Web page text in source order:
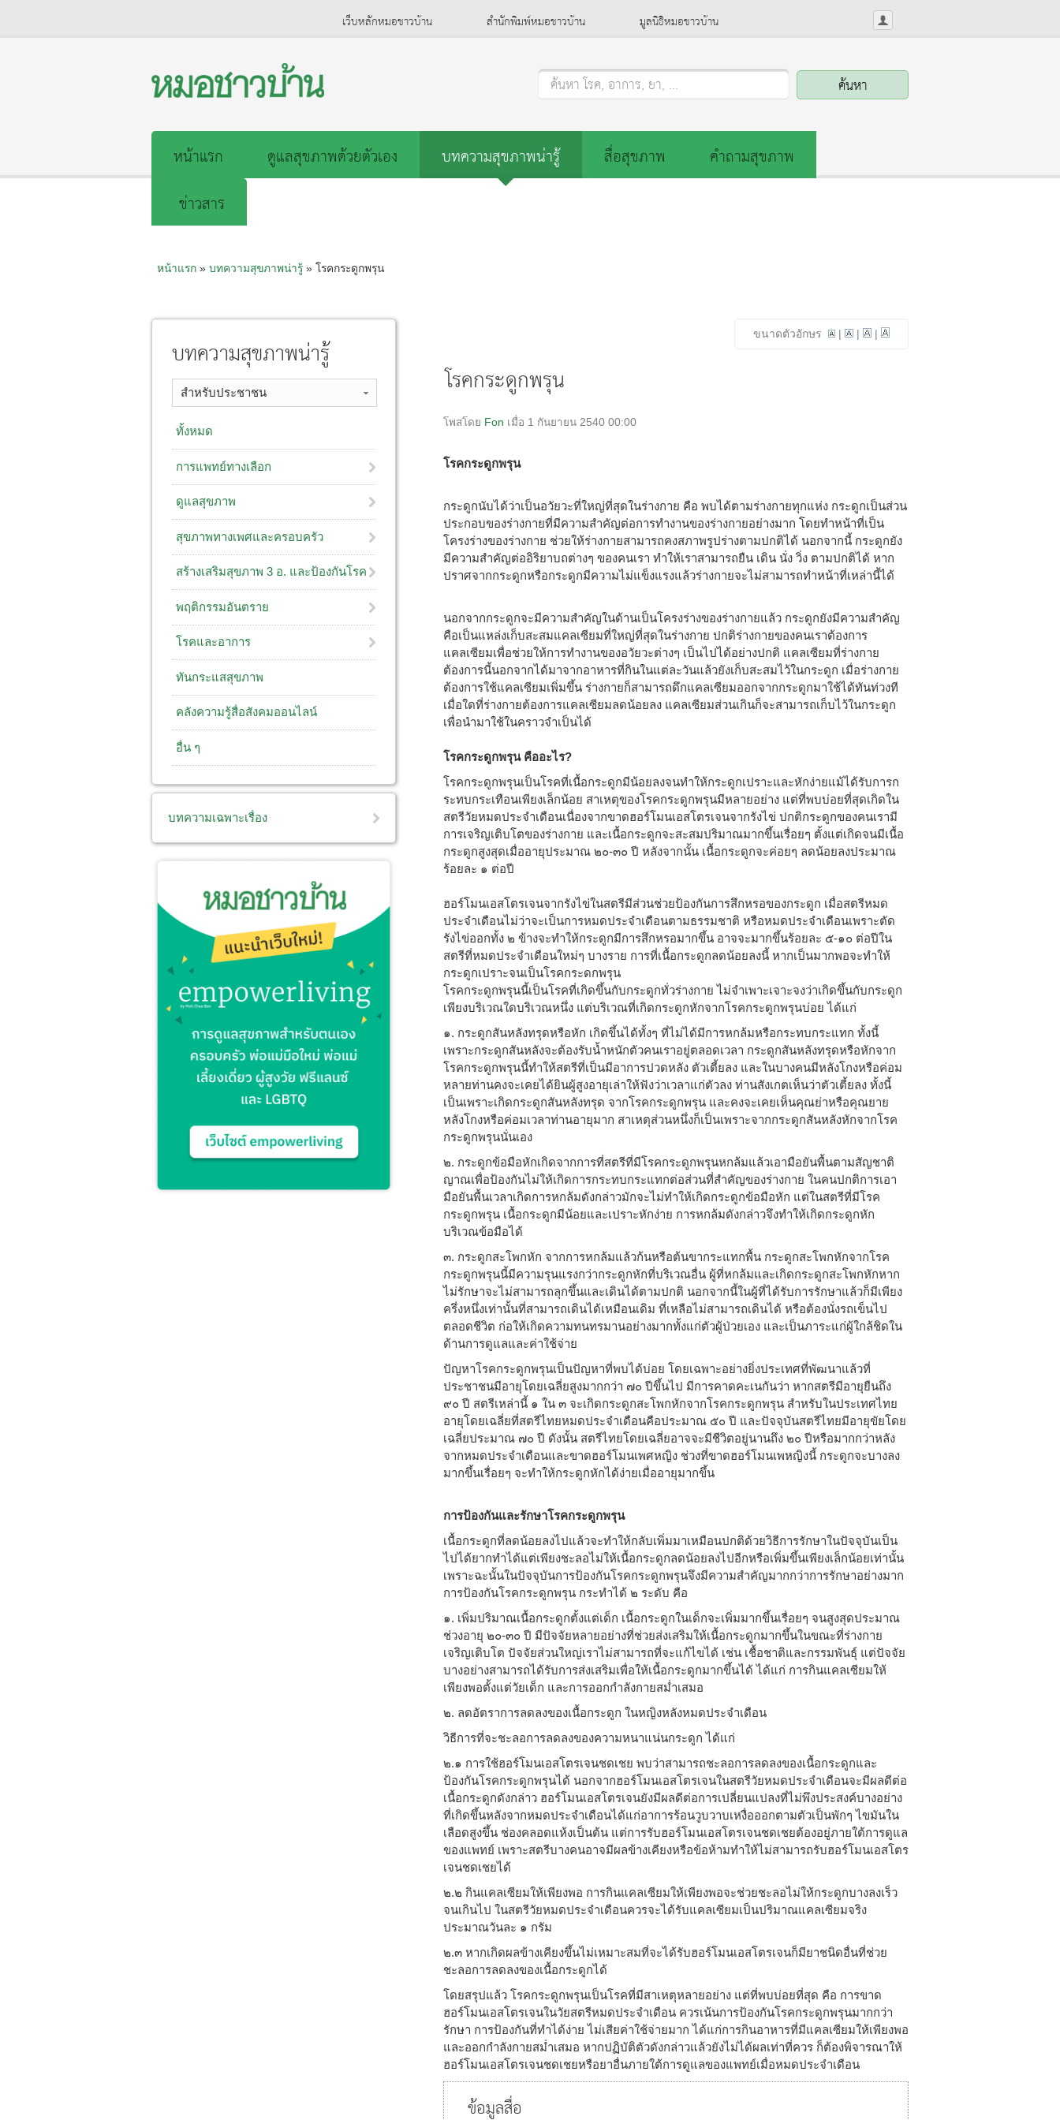
เว็บหลักหมอชาวบ้าน สำนักพิมพ์หมอชาวบ้าน มูลนิธิหมอชาวบ้าน
ค้นหา โรค, อาการ, ยา, ...
หน้าแรก ดูแลสุขภาพด้วยตัวเอง บทความสุขภาพน่ารู้ สื่อสุขภาพ
คำถามสุขภาพ
ข่าวสาร
หน้าแรก» บทความสุขภาพน่ารู้» โรคกระดูกพรุน
ขนาดตัวอักษร | | |
โรคกระดูกพรุน
โพสโดย Fon เมื่อ 1 กันยายน 2540 00:00
โรคกระดูกพรุน
กระดูกนับได้ว่าเป็นอวัยวะที่ใหญ่ที่สุดในร่างกาย คือ พบได้ตามร่างกายทุกแห่ง กระดูกเป็นส่วน
ประกอบของร่างกายที่มีความสำคัญต่อการทำงานของร่างกายอย่างมาก โดยทำหน้าที่เป็น
โครงร่างของร่างกาย ช่วยให้ร่างกายสามารถคงสภาพรูปร่างตามปกติได้ นอกจากนี้ กระดูกยัง
มีความสำคัญต่ออิริยาบถต่างๆ ของคนเรา ทำให้เราสามารถยืน เดิน นั่ง วิ่ง ตามปกติได้ หาก
ปราศจากกระดูกหรือกระดูกมีความไม่แข็งแรงแล้วร่างกายจะไม่สามารถทำหน้าที่เหล่านี้ได้
นอกจากกระดูกจะมีความสำคัญในด้านเป็นโครงร่างของร่างกายแล้ว กระดูกยังมีความสำคัญ
คือเป็นแหล่งเก็บสะสมแคลเซียมที่ใหญ่ที่สุดในร่างกาย ปกติร่างกายของคนเราต้องการ
แคลเซียมเพื่อช่วยให้การทำงานของอวัยวะต่างๆ เป็นไปได้อย่างปกติ แคลเซียมที่ร่างกาย
ต้องการนี้นอกจากได้มาจากอาหารที่กินในแต่ละวันแล้วยังเก็บสะสมไว้ในกระดูก เมื่อร่างกาย
ต้องการใช้แคลเซียมเพิ่มขึ้น ร่างกายก็สามารถดึกแคลเซียมออกจากกระดูกมาใช้ได้ทันท่วงที
เมื่อใดที่ร่างกายต้องการแคลเซียมลดน้อยลง แคลเซียมส่วนเกินก็จะสามารถเก็บไว้ในกระดูก
เพื่อนำมาใช้ในคราวจำเป็นได้
โรคกระดูกพรุน คืออะไร?
โรคกระดูกพรุนเป็นโรคที่เนื้อกระดูกมีน้อยลงจนทำให้กระดูกเปราะและหักง่ายแม้ได้รับการก
ระทบกระเทือนเพียงเล็กน้อย สาเหตุของโรคกระดูกพรุนมีหลายอย่าง แต่ที่พบบ่อยที่สุดเกิดใน
สตรีวัยหมดประจำเดือนเนื่องจากขาดฮอร์โมนเอสโตรเจนจากรังไข่ ปกติกระดูกของคนเรามี
การเจริญเติบโตของร่างกาย และเนื้อกระดูกจะสะสมปริมาณมากขึ้นเรื่อยๆ ตั้งแต่เกิดจนมีเนื้อ
กระดูกสูงสุดเมื่ออายุประมาณ ๒๐-๓๐ ปี หลังจากนั้น เนื้อกระดูกจะค่อยๆ ลดน้อยลงประมาณ
ร้อยละ ๑ ต่อปี
ฮอร์โมนเอสโตรเจนจากรังไข่ในสตรีมีส่วนช่วยป้องกันการสึกหรอของกระดูก เมื่อสตรีหมด
ประจำเดือนไม่ว่าจะเป็นการหมดประจำเดือนตามธรรมชาติ หรือหมดประจำเดือนเพราะตัด
รังไข่ออกทั้ง ๒ ข้างจะทำให้กระดูกมีการสึกหรอมากขึ้น อาจจะมากขึ้นร้อยละ ๕-๑๐ ต่อปีใน
สตรีที่หมดประจำเดือนใหม่ๆ บางราย การที่เนื้อกระดูกลดน้อยลงนี้ หากเป็นมากพอจะทำให้
กระดูกเปราะจนเป็นโรคกระดกพรุน
โรคกระดูกพรุนนี้เป็นโรคที่เกิดขึ้นกับกระดูกทั่วร่างกาย ไม่จำเพาะเจาะจงว่าเกิดขึ้นกับกระดูก
เพียงบริเวณใดบริเวณหนึ่ง แต่บริเวณที่เกิดกระดูกหักจากโรคกระดูกพรุนบ่อย ได้แก่
๑. กระดูกสันหลังทรุดหรือหัก เกิดขึ้นได้ทั้งๆ ที่ไม่ได้มีการหกล้มหรือกระทบกระแทก ทั้งนี้
เพราะกระดูกสันหลังจะต้องรับน้ำหนักตัวคนเราอยู่ตลอดเวลา กระดูกสันหลังทรุดหรือหักจาก
โรคกระดูกพรุนนี้ทำให้สตรีที่เป็นมีอาการปวดหลัง ตัวเตี้ยลง และในบางคนมีหลังโกงหรือค่อม
หลายท่านคงจะเคยได้ยินผู้สูงอายุเล่าให้ฟังว่าเวลาแก่ตัวลง ท่านสังเกตเห็นว่าตัวเตี้ยลง ทั้งนี้
เป็นเพราะเกิดกระดูกสันหลังทรุด จากโรคกระดูกพรุน และคงจะเคยเห็นคุณย่าหรือคุณยาย
หลังโกงหรือค่อมเวลาท่านอายุมาก สาเหตุส่วนหนึ่งก็เป็นเพราะจากกระดูกสันหลังหักจากโรค
กระดูกพรุนนั่นเอง
๒. กระดูกข้อมือหักเกิดจากการที่สตรีที่มีโรคกระดูกพรุนหกล้มแล้วเอามือยันพื้นตามสัญชาติ
ญาณเพื่อป้องกันไม่ให้เกิดการกระทบกระแทกต่อส่วนที่สำคัญของร่างกาย ในคนปกติการเอา
มือยันพื้นเวลาเกิดการหกล้มดังกล่าวมักจะไม่ทำให้เกิดกระดูกข้อมือหัก แต่ในสตรีที่มีโรค
กระดูกพรุน เนื้อกระดูกมีน้อยและเปราะหักง่าย การหกล้มดังกล่าวจึงทำให้เกิดกระดูกหัก
บริเวณข้อมือได้
๓. กระดูกสะโพกหัก จากการหกล้มแล้วก้นหรือต้นขากระแทกพื้น กระดูกสะโพกหักจากโรค
กระดูกพรุนนี้มีความรุนแรงกว่ากระดูกหักที่บริเวณอื่น ผู้ที่หกล้มและเกิดกระดูกสะโพกหักหาก
ไม่รักษาจะไม่สามารถลุกขึ้นและเดินได้ตามปกติ นอกจากนี้ในผู้ที่ได้รับการรักษาแล้วก็มีเพียง
ครึ่งหนึ่งเท่านั้นที่สามารถเดินได้เหมือนเดิม ที่เหลือไม่สามารถเดินได้ หรือต้องนั่งรถเข็นไป
ตลอดชีวิต ก่อให้เกิดความทนทรมานอย่างมากทั้งแก่ตัวผู้ป่วยเอง และเป็นภาระแก่ผู้ใกล้ชิดใน
ด้านการดูแลและค่าใช้จ่าย
ปัญหาโรคกระดูกพรุนเป็นปัญหาที่พบได้บ่อย โดยเฉพาะอย่างยิ่งประเทศที่พัฒนาแล้วที่
ประชาชนมีอายุโดยเฉลี่ยสูงมากกว่า ๗๐ ปีขึ้นไป มีการคาดคะเนกันว่า หากสตรีมีอายุยืนถึง
๙๐ ปี สตรีเหล่านี้ ๑ ใน ๓ จะเกิดกระดูกสะโพกหักจากโรคกระดูกพรุน สำหรับในประเทศไทย
อายุโดยเฉลี่ยที่สตรีไทยหมดประจำเดือนคือประมาณ ๕๐ ปี และปัจจุบันสตรีไทยมีอายุขัยโดย
เฉลี่ยประมาณ ๗๐ ปี ดังนั้น สตรีไทยโดยเฉลี่ยอาจจะมีชีวิตอยู่นานถึง ๒๐ ปีหรือมากกว่าหลัง
จากหมดประจำเดือนและขาดฮอร์โมนเพศหญิง ช่วงที่ขาดฮอร์โมนเพหญิงนี้ กระดูกจะบางลง
มากขึ้นเรื่อยๆ จะทำให้กระดูกหักได้ง่ายเมื่ออายุมากขึ้น
การป้องกันและรักษาโรคกระดูกพรุน
เนื้อกระดูกที่ลดน้อยลงไปแล้วจะทำให้กลับเพิ่มมาเหมือนปกติด้วยวิธีการรักษาในปัจจุบันเป็น
ไปได้ยากทำได้แต่เพียงชะลอไม่ให้เนื้อกระดูกลดน้อยลงไปอีกหรือเพิ่มขึ้นเพียงเล็กน้อยเท่านั้น
เพราะฉะนั้นในปัจจุบันการป้องกันโรคกระดูกพรุนจึงมีความสำคัญมากกว่าการรักษาอย่างมาก
การป้องกันโรคกระดูกพรุน กระทำได้ ๒ ระดับ คือ
๑. เพิ่มปริมาณเนื้อกระดูกตั้งแต่เด็ก เนื้อกระดูกในเด็กจะเพิ่มมากขึ้นเรื่อยๆ จนสูงสุดประมาณ
ช่วงอายุ ๒๐-๓๐ ปี มีปัจจัยหลายอย่างที่ช่วยส่งเสริมให้เนื้อกระดูกมากขึ้นในขณะที่ร่างกาย
เจริญเติบโต ปัจจัยส่วนใหญ่เราไม่สามารถที่จะแก้ไขได้ เช่น เชื้อชาติและกรรมพันธุ์ แต่ปัจจัย
บางอย่างสามารถได้รับการส่งเสริมเพื่อให้เนื้อกระดูกมากขึ้นได้ ได้แก่ การกินแคลเซียมให้
เพียงพอตั้งแต่วัยเด็ก และการออกกำลังกายสม่ำเสมอ
๒. ลดอัตราการลดลงของเนื้อกระดูก ในหญิงหลังหมดประจำเดือน
วิธีการที่จะชะลอการลดลงของความหนาแน่นกระดูก ได้แก่
๒.๑ การใช้ฮอร์โมนเอสโตรเจนชดเชย พบว่าสามารถชะลอการลดลงของเนื้อกระดูกและ
ป้องกันโรคกระดูกพรุนได้ นอกจากฮอร์โมนเอสโตรเจนในสตรีวัยหมดประจำเดือนจะมีผลดีต่อ
เนื้อกระดูกดังกล่าว ฮอร์โมนเอสโตรเจนยังมีผลดีต่อการเปลี่ยนแปลงที่ไม่พึงประสงค์บางอย่าง
ที่เกิดขึ้นหลังจากหมดประจำเดือนได้แก่อาการร้อนวูบวาบเหงื่อออกตามตัวเป็นพักๆ ไขมันใน
เลือดสูงขึ้น ช่องคลอดแห้งเป็นต้น แต่การรับฮอร์โมนเอสโตรเจนชดเชยต้องอยู่ภายใต้การดูแล
ของแพทย์ เพราะสตรีบางคนอาจมีผลข้างเคียงหรือข้อห้ามทำให้ไม่สามารถรับฮอร์โมนเอสโตร
เจนชดเชยได้
๒.๒ กินแคลเซียมให้เพียงพอ การกินแคลเซียมให้เพียงพอจะช่วยชะลอไม่ให้กระดูกบางลงเร็ว
จนเกินไป ในสตรีวัยหมดประจำเดือนควรจะได้รับแคลเซียมเป็นปริมาณแคลเซียมจริง
ประมาณวันละ ๑ กรัม
๒.๓ หากเกิดผลข้างเคียงขึ้นไม่เหมาะสมที่จะได้รับฮอร์โมนเอสโตรเจนก็มียาชนิดอื่นที่ช่วย
ชะลอการลดลงของเนื้อกระดูกได้
โดยสรุปแล้ว โรคกระดูกพรุนเป็นโรคที่มีสาเหตุหลายอย่าง แต่ที่พบบ่อยที่สุด คือ การขาด
ฮอร์โมนเอสโตรเจนในวัยสตรีหมดประจำเดือน ควรเน้นการป้องกันโรคกระดูกพรุนมากกว่า
รักษา การป้องกันที่ทำได้ง่าย ไม่เสียค่าใช้จ่ายมาก ได้แก่การกินอาหารที่มีแคลเซียมให้เพียงพอ
และออกกำลังกายสม่ำเสมอ หากปฏิบัติตัวดังกล่าวแล้วยังไม่ได้ผลเท่าที่ควร ก็ต้องพิจารณาให้
ฮอร์โมนเอสโตรเจนชดเชยหรือยาอื่นภายใต้การดูแลของแพทย์เมื่อหมดประจำเดือน
ข้อมูลสื่อ
บทความสุขภาพน่ารู้
สำหรับประชาชน
ทั้งหมด
การแพทย์ทางเลือก
ดูแลสุขภาพ
สุขภาพทางเพศและครอบครัว
สร้างเสริมสุขภาพ 3 อ. ​และป้องกันโรค
พฤติกรรมอันตราย
โรคและอาการ
ทันกระแสสุขภาพ
คลังความรู้สื่อสังคมออนไลน์
อื่น ๆ
บทความเฉพาะเรื่อง